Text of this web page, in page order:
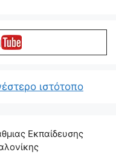
ιστότοπο
Εκπαίδευσης